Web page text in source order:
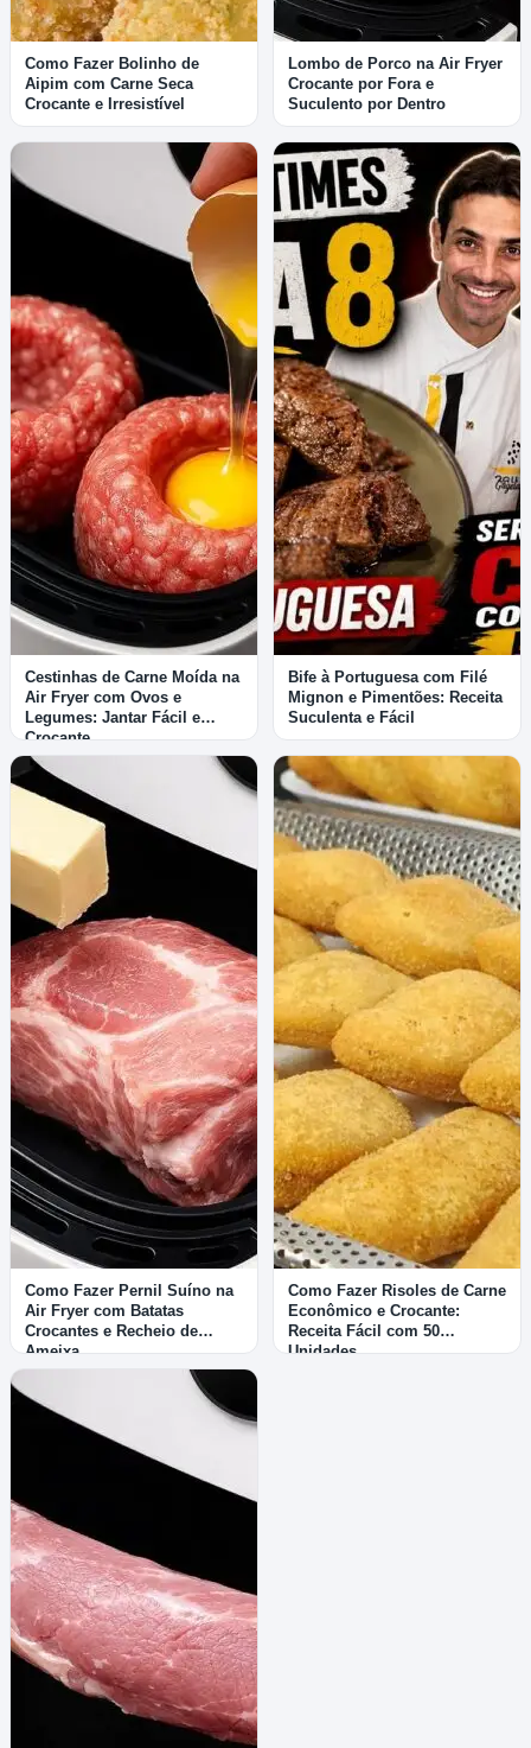
Como Fazer Bolinho de
Aipim com Carne Seca
Crocante e Irresistível
Lombo de Porco na Air Fryer
Crocante por Fora e
Suculento por Dentro
Cestinhas de Carne Moída na
Air Fryer com Ovos e
Legumes: Jantar Fácil e
Crocante
Bife à Portuguesa com Filé
Mignon e Pimentões: Receita
Suculenta e Fácil
Como Fazer Pernil Suíno na
Air Fryer com Batatas
Crocantes e Recheio de
Ameixa
Como Fazer Risoles de Carne
Econômico e Crocante:
Receita Fácil com 50
Unidades